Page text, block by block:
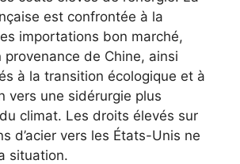
est confrontée à la
importations bon marché,
provenance de Chine, ainsi
à la transition écologique et à
vers une sidérurgie plus
climat. Les droits élevés sur
d’acier vers les États-Unis ne
situation.